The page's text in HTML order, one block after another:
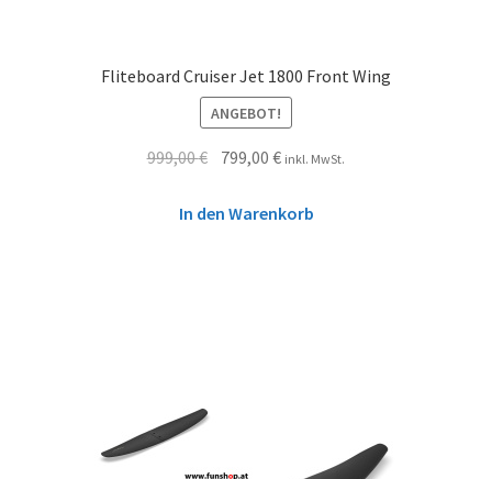
Fliteboard Cruiser Jet 1800 Front Wing
ANGEBOT!
999,00€ 799,00€ inkl. MwSt.
In den Warenkorb